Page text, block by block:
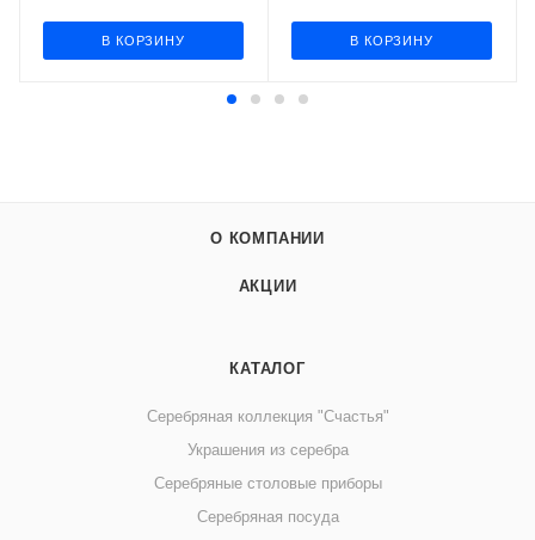
В КОРЗИНУ В КОРЗИНУ
О КОМПАНИИ
АКЦИИ
КАТАЛОГ
Серебряная коллекция "Счастья"
Украшения из серебра
Серебряные столовые приборы
Серебряная посуда